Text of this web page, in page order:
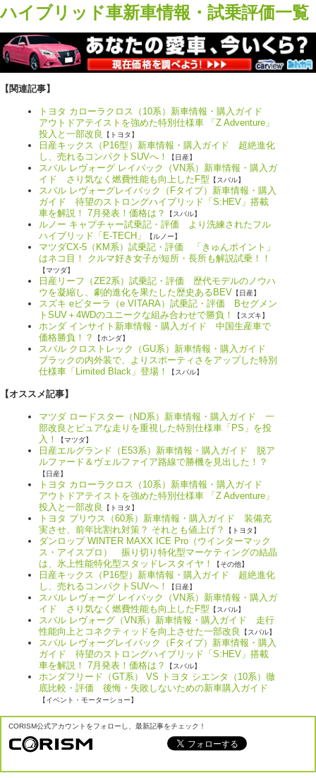
ハイブリッド車新車情報・試乗評価一覧
【関連記事】
トヨタ カローラクロス（10系）新車情報・購入ガイド
アウトドアテイストを強めた特別仕様車 「Z Adventure」
投入と一部改良
【トヨタ】
日産キックス（P16型）新車情報・購入ガイド 超絶進化
し、売れるコンパクトSUVへ！
【日産】
スバル レヴォーグ レイバック（VN系）新車情報・購入ガ
イド さり気なく燃費性能も向上したF型 【スバル】
スバル レヴォーグレイバック（Fタイプ）新車情報・購入
ガイド 待望のストロングハイブリッド「S:HEV」搭載
車を解説！ 7月発表！価格は？
【スバル】
ルノー キャプチャー試乗記・評価 より洗練されたフル
ハイブリッド「E-TECH」
【ルノー】
マツダCX-5（KM系）試乗記・評価 「きゅんポイント」
はネコ目！ クルマ好き女子が短所・長所も解説試乗！！
【マツダ】
日産リーフ（ZE2系）試乗記・評価 歴代モデルのノウハ
ウを凝縮し、劇的進化を果たした歴史あるBEV 【日産】
スズキ eビターラ（e VITARA）試乗記・評価 Bセグメン
トSUV＋4WDのユニークな組み合わせで勝負！
【スズキ】
ホンダ インサイト新車情報・購入ガイド 中国生産車で
価格勝負！？
【ホンダ】
スバル クロストレック（GU系）新車情報・購入ガイド
ブラックの内外装で、よりスポーティさをアップした特別
仕様車「Limited Black」登場！
【スバル】
【オススメ記事】
マツダ ロードスター（ND系）新車情報・購入ガイド 一
部改良とピュアな走りを重視した特別仕様車「PS」を投
入！
【マツダ】
日産エルグランド（E53系）新車情報・購入ガイド 脱ア
ルファード＆ヴェルファイア路線で勝機を見出した！？
【日産】
トヨタ カローラクロス（10系）新車情報・購入ガイド
アウトドアテイストを強めた特別仕様車 「Z Adventure」
投入と一部改良
【トヨタ】
トヨタ プリウス（60系）新車情報・購入ガイド 装備充
実させ、前年比割れ対策？ それとも値上げ？
【トヨタ】
ダンロップ WINTER MAXX ICE Pro（ウインターマック
ス・アイスプロ） 振り切り特化型マーケティングの結晶
は、氷上性能特化型スタッドレスタイヤ！
【その他】
日産キックス（P16型）新車情報・購入ガイド 超絶進化
し、売れるコンパクトSUVへ！
【日産】
スバル レヴォーグ レイバック（VN系）新車情報・購入ガ
イド さり気なく燃費性能も向上したF型 【スバル】
スバル レヴォーグ（VN系）新車情報・購入ガイド 走行
性能向上とコネクティッドを向上させた一部改良
【スバル】
スバル レヴォーグレイバック（Fタイプ）新車情報・購入
ガイド 待望のストロングハイブリッド「S:HEV」搭載
車を解説！ 7月発表！価格は？
【スバル】
ホンダフリード（GT系） VS トヨタ シエンタ（10系）徹
底比較・評価 後悔・失敗しないための新車購入ガイド
【イベント・モーターショー】
CORISM公式アカウントをフォローし、最新記事をチェック！